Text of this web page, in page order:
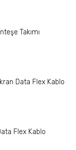
Takımı
Data Flex Kablo
Flex Kablo